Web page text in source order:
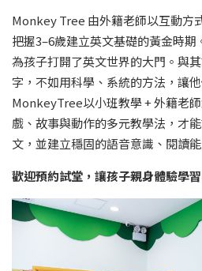
Monkey Tree 由外籍老師以互動方
把握3–6歲建立英文基礎的黃金時
為孩子打開了英文世界的大門。與
字，不如用科學、系統的方法，讓
MonkeyTree以小班教學 + 外籍老
戲、故事與動作的多元教學法，才
文，並建立穩固的語音意識、閱讀
歡迎預約試堂，讓孩子親身體驗學習